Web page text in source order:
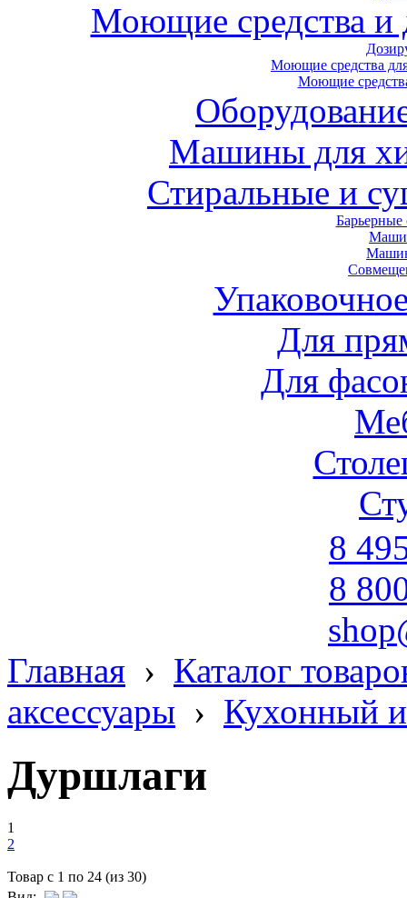
Моющие средства
Моющие средства
Моющие
Машины для
Стиральные и
Для
Для
8
8
Главная › Каталог
аксессуары › Кухонный
Дуршлаги
1
2
Товар с 1 по 24 (из 30)